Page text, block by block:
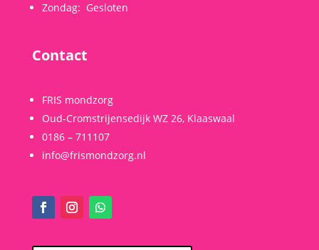
Zondag: Gesloten
Contact
FRIS mondzorg
Oud-Cromstrijensedijk WZ 26, Klaaswaal
0186 – 711107
info@frismondzorg.nl